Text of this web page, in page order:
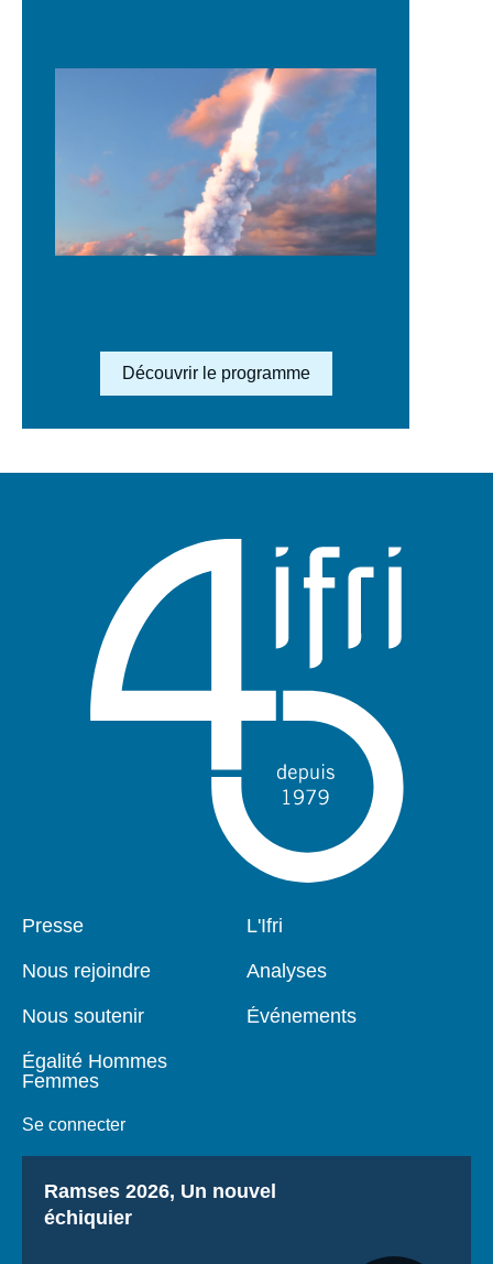
Lien en savoir plus
Découvrir le programme
Pied
Presse
Nous rejoindre
Nous soutenir
Égalité Hommes
Femmes
Se connecter
Navigation
L'Ifri
Analyses
Événements
Titre
Ramses 2026, Un nouvel
échiquier